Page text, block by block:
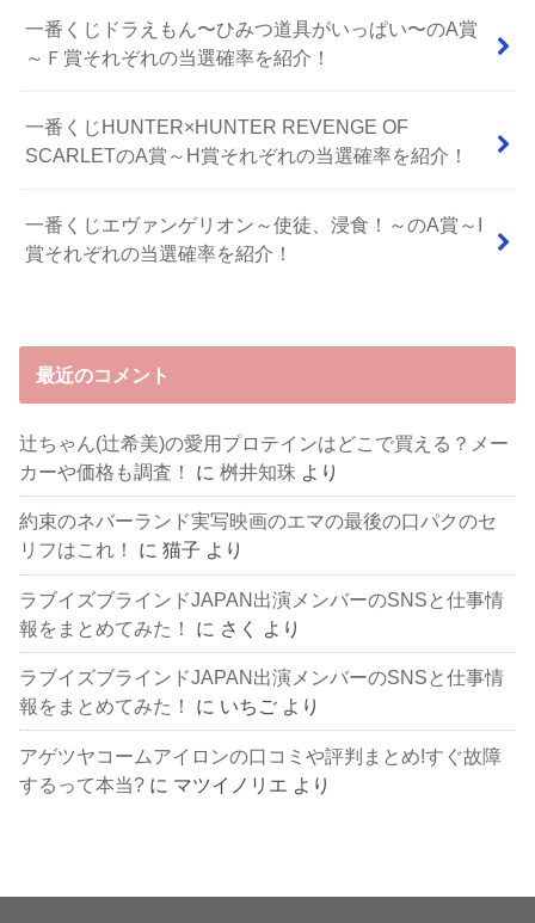
⼀番くじドラえもん〜ひみつ道具がいっぱい〜のA賞
～Ｆ賞それぞれの当選確率を紹介！
一番くじHUNTER×HUNTER REVENGE OF
SCARLETのA賞～H賞それぞれの当選確率を紹介！
一番くじエヴァンゲリオン～使徒、浸食！～のA賞～I
賞それぞれの当選確率を紹介！
最近のコメント
辻ちゃん(辻希美)の愛用プロテインはどこで買える？メー
カーや価格も調査！
に桝井知珠 より
約束のネバーランド実写映画のエマの最後の口パクのセ
リフはこれ！
に猫子 より
ラブイズブラインドJAPAN出演メンバーのSNSと仕事情
報をまとめてみた！
に さく より
ラブイズブラインドJAPAN出演メンバーのSNSと仕事情
報をまとめてみた！
に いちご より
アゲツヤコームアイロンの口コミや評判まとめ!すぐ故障
するって本当? に マツイノリエ より